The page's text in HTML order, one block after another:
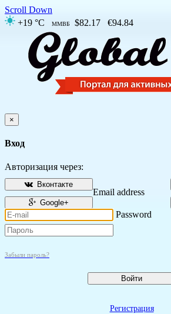
Scroll Down
+19 °C
ММВБ $82.17 €94.84
×
Вход
Авторизация через:
Вконтакте
Google+
Email address
Password
Забыли пароль?
Войти
Регистрация